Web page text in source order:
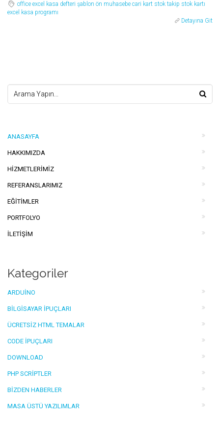
office excel kasa defteri şablon ön muhasebe cari kart stok takip stok kartı
excel kasa programı
Detayına Git
ANASAYFA
HAKKIMIZDA
HIZMETLERIMIZ
REFERANSLARIMIZ
EĞITIMLER
PORTFOLYO
İLETIŞIM
Kategoriler
ARDUINO
BILGISAYAR İPUÇLARI
ÜCRETSIZ HTML TEMALAR
CODE İPUÇLARI
DOWNLOAD
PHP SCRIPTLER
BIZDEN HABERLER
MASA ÜSTÜ YAZILIMLAR